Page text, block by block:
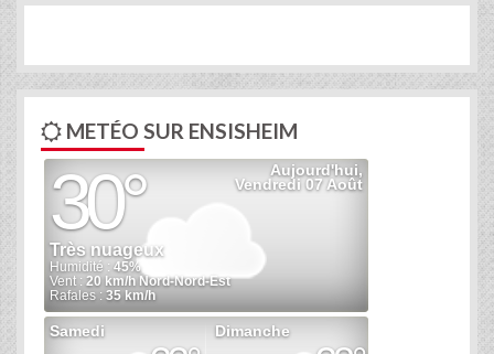
METÉO SUR ENSISHEIM